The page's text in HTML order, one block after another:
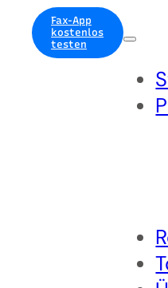
Fax-App
kostenlos
testen